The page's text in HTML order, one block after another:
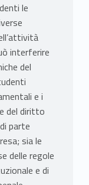
le
interferire
del
e i
del diritto
parte
sia le
delle regole
e di